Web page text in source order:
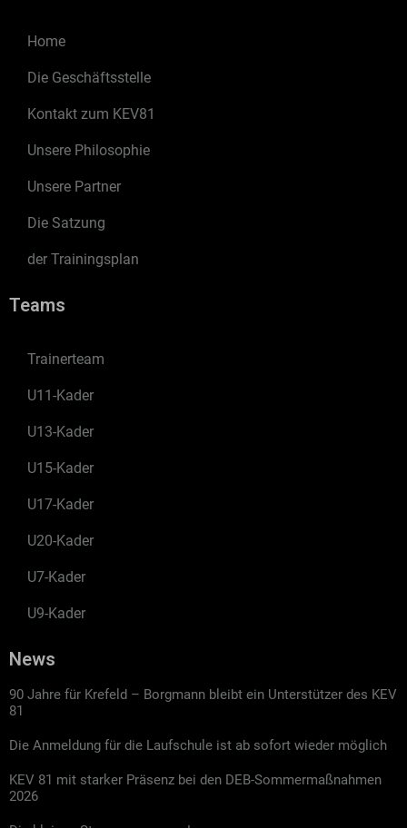
Home
Die Geschäftsstelle
Kontakt zum KEV81
Unsere Philosophie
Unsere Partner
Die Satzung
der Trainingsplan
Teams
Trainerteam
U11-Kader
U13-Kader
U15-Kader
U17-Kader
U20-Kader
U7-Kader
U9-Kader
News
90 Jahre für Krefeld – Borgmann bleibt ein Unterstützer des KEV
81
Die Anmeldung für die Laufschule ist ab sofort wieder möglich
KEV 81 mit starker Präsenz bei den DEB-Sommermaßnahmen
2026